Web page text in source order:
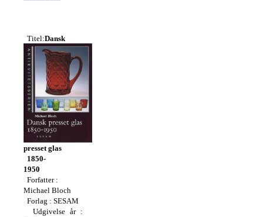
Titel:Dansk
presset glas
1850-
1950
Forfatter:
Michael Bloch
Forlag : SESAM
Udgivelse år :